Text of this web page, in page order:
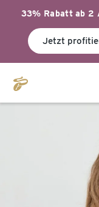
33% Rabatt ab 2
Jetzt